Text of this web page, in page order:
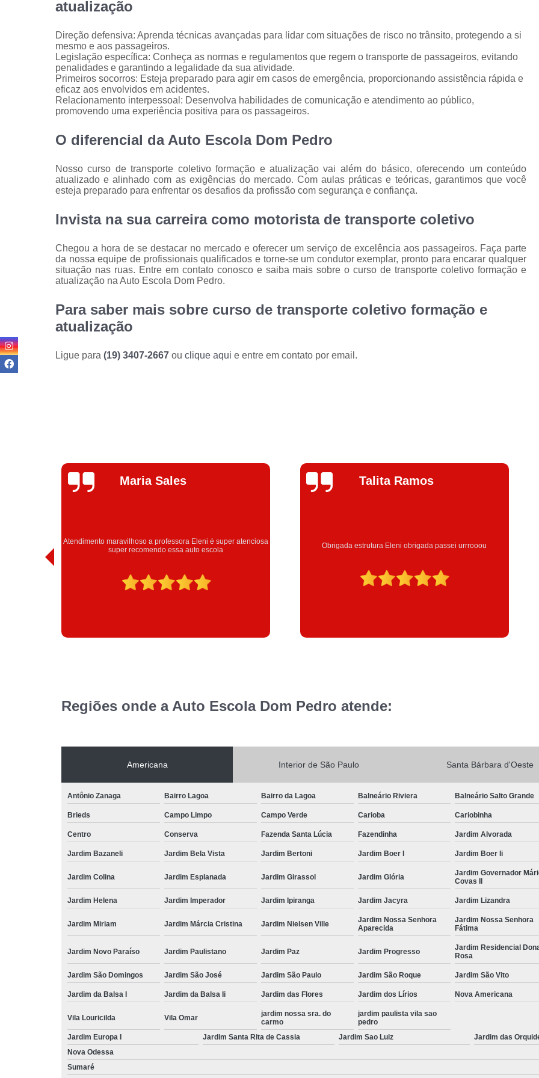
Primeira
Primeira Habilitação de Moto
Reciclagem Carteira de Motorista
Reciclagem de Carteira de Motorista
atualização
Direção defensiva: Aprenda técnicas avançadas para lidar com situações de risco no trânsito, protegendo a si
mesmo e aos passageiros.
Legislação específica: Conheça as normas e regulamentos que regem o transporte de passageiros, evitando
penalidades e garantindo a legalidade da sua atividade.
Primeiros socorros: Esteja preparado para agir em casos de emergência, proporcionando assistência rápida e
eficaz aos envolvidos em acidentes.
Relacionamento interpessoal: Desenvolva habilidades de comunicação e atendimento ao público,
promovendo uma experiência positiva para os passageiros.
O diferencial da Auto Escola Dom Pedro
Nosso curso de transporte coletivo formação e atualização vai além do básico, oferecendo um conteúdo
atualizado e alinhado com as exigências do mercado. Com aulas práticas e teóricas, garantimos que você
esteja preparado para enfrentar os desafios da profissão com segurança e confiança.
Invista na sua carreira como motorista de transporte coletivo
Chegou a hora de se destacar no mercado e oferecer um serviço de excelência aos passageiros. Faça parte
da nossa equipe de profissionais qualificados e torne-se um condutor exemplar, pronto para encarar qualquer
situação nas ruas. Entre em contato conosco e saiba mais sobre o curso de transporte coletivo formação e
atualização na Auto Escola Dom Pedro.
Para saber mais sobre curso de transporte coletivo formação e
atualização
Ligue para (19) 3407-2667 ou clique aqui e entre em contato por email.
Talita Ramos
Obrigada estrutura Eleni obrigada passei urrrooou
Jhenifer
Correia
Excelente atendimento , a Instrutora Eleni maravilhosa
atenciosa
Regiões onde a Auto Escola Dom Pedro atende:
Americana Interior de São Paulo Santa Bárbara d'Oeste
Antônio Zanaga Bairro Lagoa Bairro da Lagoa Balneário Riviera Balneário Salto Grande
Brieds Campo Limpo Campo Verde Carioba Cariobinha
Centro Conserva Fazenda Santa Lúcia Fazendinha Jardim Alvorada
Jardim Bazaneli Jardim Bela Vista Jardim Bertoni Jardim Boer I Jardim Boer Ii
Jardim Colina Jardim Esplanada Jardim Girassol Jardim Glória
Jardim Governador
Covas II
Jardim Helena Jardim Imperador Jardim Ipiranga Jardim Jacyra Jardim Lizandra
Jardim Miriam Jardim Márcia Cristina Jardim Nielsen Ville
Jardim Nossa Senhora
Aparecida
Jardim Nossa Senhora
Fátima
Jardim Novo Paraíso Jardim Paulistano Jardim Paz Jardim Progresso
Jardim Residencial
Rosa
Jardim São Domingos Jardim São José Jardim São Paulo Jardim São Roque Jardim São Vito
Jardim da Balsa I Jardim da Balsa Ii Jardim das Flores Jardim dos Lírios Nova Americana
Vila Louricilda Vila Omar
jardim nossa sra. do
carmo
jardim paulista vila sao
pedro
Jardim Europa I
Jardim Santa Rita de Cassia Jardim Sao Luiz Jardim das
Nova Odessa
Sumaré